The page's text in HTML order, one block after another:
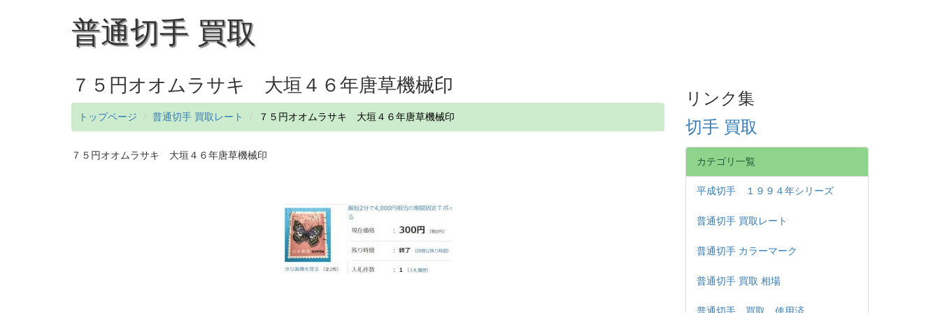
普通切手 買取
７５円オオムラサキ 大垣４６年唐草機械印
トップページ 普通切手 買取レート ７５円オオムラサキ 大垣４６年唐草機械印
７５円オオムラサキ 大垣４６年唐草機械印
リンク集
切手 買取
カテゴリ一覧
平成切手 １９９４年シリーズ
普通切手 買取レート
普通切手 カラーマーク
普通切手 買取 相場